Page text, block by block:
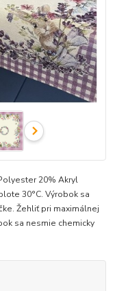
20% Akryl
30°C. Výrobok sa
Žehliť pri maximálnej
sa nesmie chemicky